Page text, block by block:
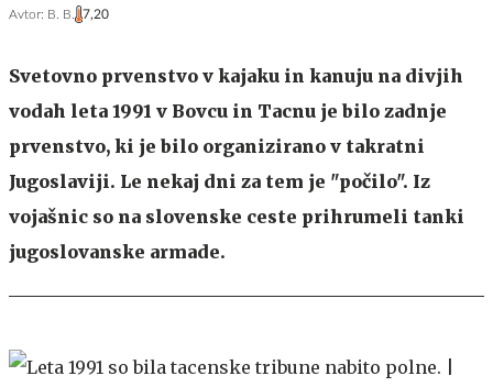
Avtor: B. B. 7,20
Svetovno prvenstvo v kajaku in kanuju na divjih
vodah leta 1991 v Bovcu in Tacnu je bilo zadnje
prvenstvo, ki je bilo organizirano v takratni
Jugoslaviji. Le nekaj dni za tem je "počilo". Iz
vojašnic so na slovenske ceste prihrumeli tanki
jugoslovanske armade.